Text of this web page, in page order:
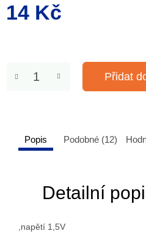
14 Kč
Měrná
cena:
Přidat
Popis Podobné (12)
Detailní
,napětí 1,5V